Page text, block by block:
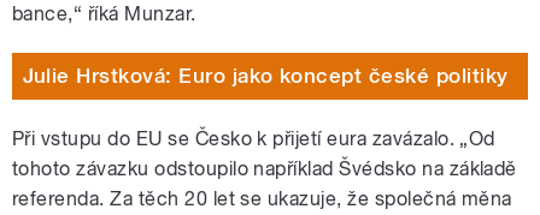
bance,“ říká Munzar.
Julie Hrstková: Euro jako koncept české politiky
Při vstupu do EU se Česko k přijetí eura zavázalo. „Od
tohoto závazku odstoupilo například Švédsko na základě
referenda. Za těch 20 let se ukazuje, že společná měna